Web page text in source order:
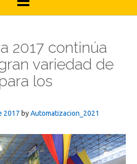
2017 continúa
variedad de
los
2017 byAutomatizacion_2021